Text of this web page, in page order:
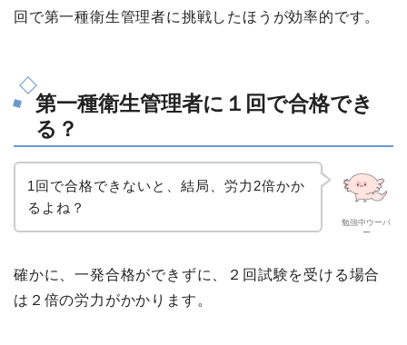
回で第一種衛生管理者に挑戦したほうが効率的です。
第一種衛生管理者に１回で合格でき
る？
勉強中ウーパ
ー
1回で合格できないと、結局、労力2倍かか
るよね？
確かに、一発合格ができずに、２回試験を受ける場合
は２倍の労力がかかります。